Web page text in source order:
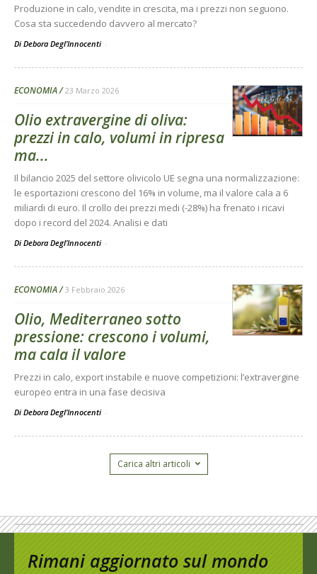
Produzione in calo, vendite in crescita, ma i prezzi non seguono.
Cosa sta succedendo davvero al mercato?
Di Debora Degl’Innocenti -
ECONOMIA 23 Marzo 2026
Olio extravergine di oliva:
prezzi in calo, volumi in ripresa
ma...
Il bilancio 2025 del settore olivicolo UE segna una normalizzazione:
le esportazioni crescono del 16% in volume, ma il valore cala a 6
miliardi di euro. Il crollo dei prezzi medi (-28%) ha frenato i ricavi
dopo i record del 2024. Analisi e dati
Di Debora Degl’Innocenti -
ECONOMIA 3 Febbraio 2026
Olio, Mediterraneo sotto
pressione: crescono i volumi,
ma cala il valore
Prezzi in calo, export instabile e nuove competizioni: l’extravergine
europeo entra in una fase decisiva
Di Debora Degl’Innocenti -
Carica altri articoli
Rimani aggiornato sul mondo